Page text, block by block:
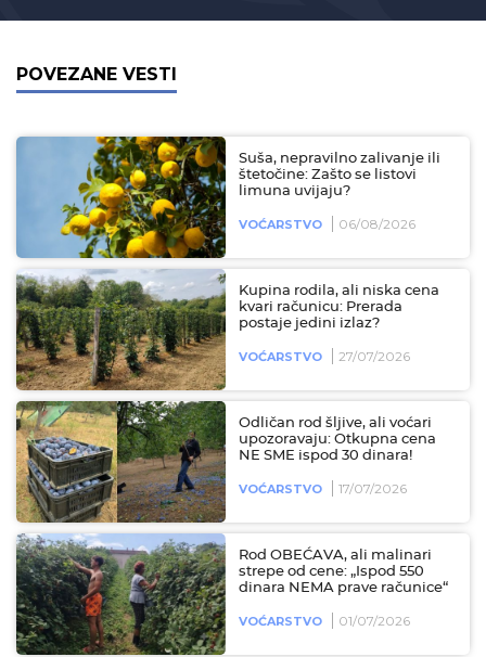
POVEZANE VESTI
Suša, nepravilno zalivanje ili
štetočine: Zašto se listovi
limuna uvijaju?
VOĆARSTVO 06/08/2026
Kupina rodila, ali niska cena
kvari računicu: Prerada
postaje jedini izlaz?
VOĆARSTVO 27/07/2026
Odličan rod šljive, ali voćari
upozoravaju: Otkupna cena
NE SME ispod 30 dinara!
VOĆARSTVO 17/07/2026
Rod OBEĆAVA, ali malinari
strepe od cene: „Ispod 550
dinara NEMA prave računice“
VOĆARSTVO 01/07/2026